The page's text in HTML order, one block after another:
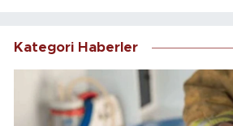
Kategori Haberler